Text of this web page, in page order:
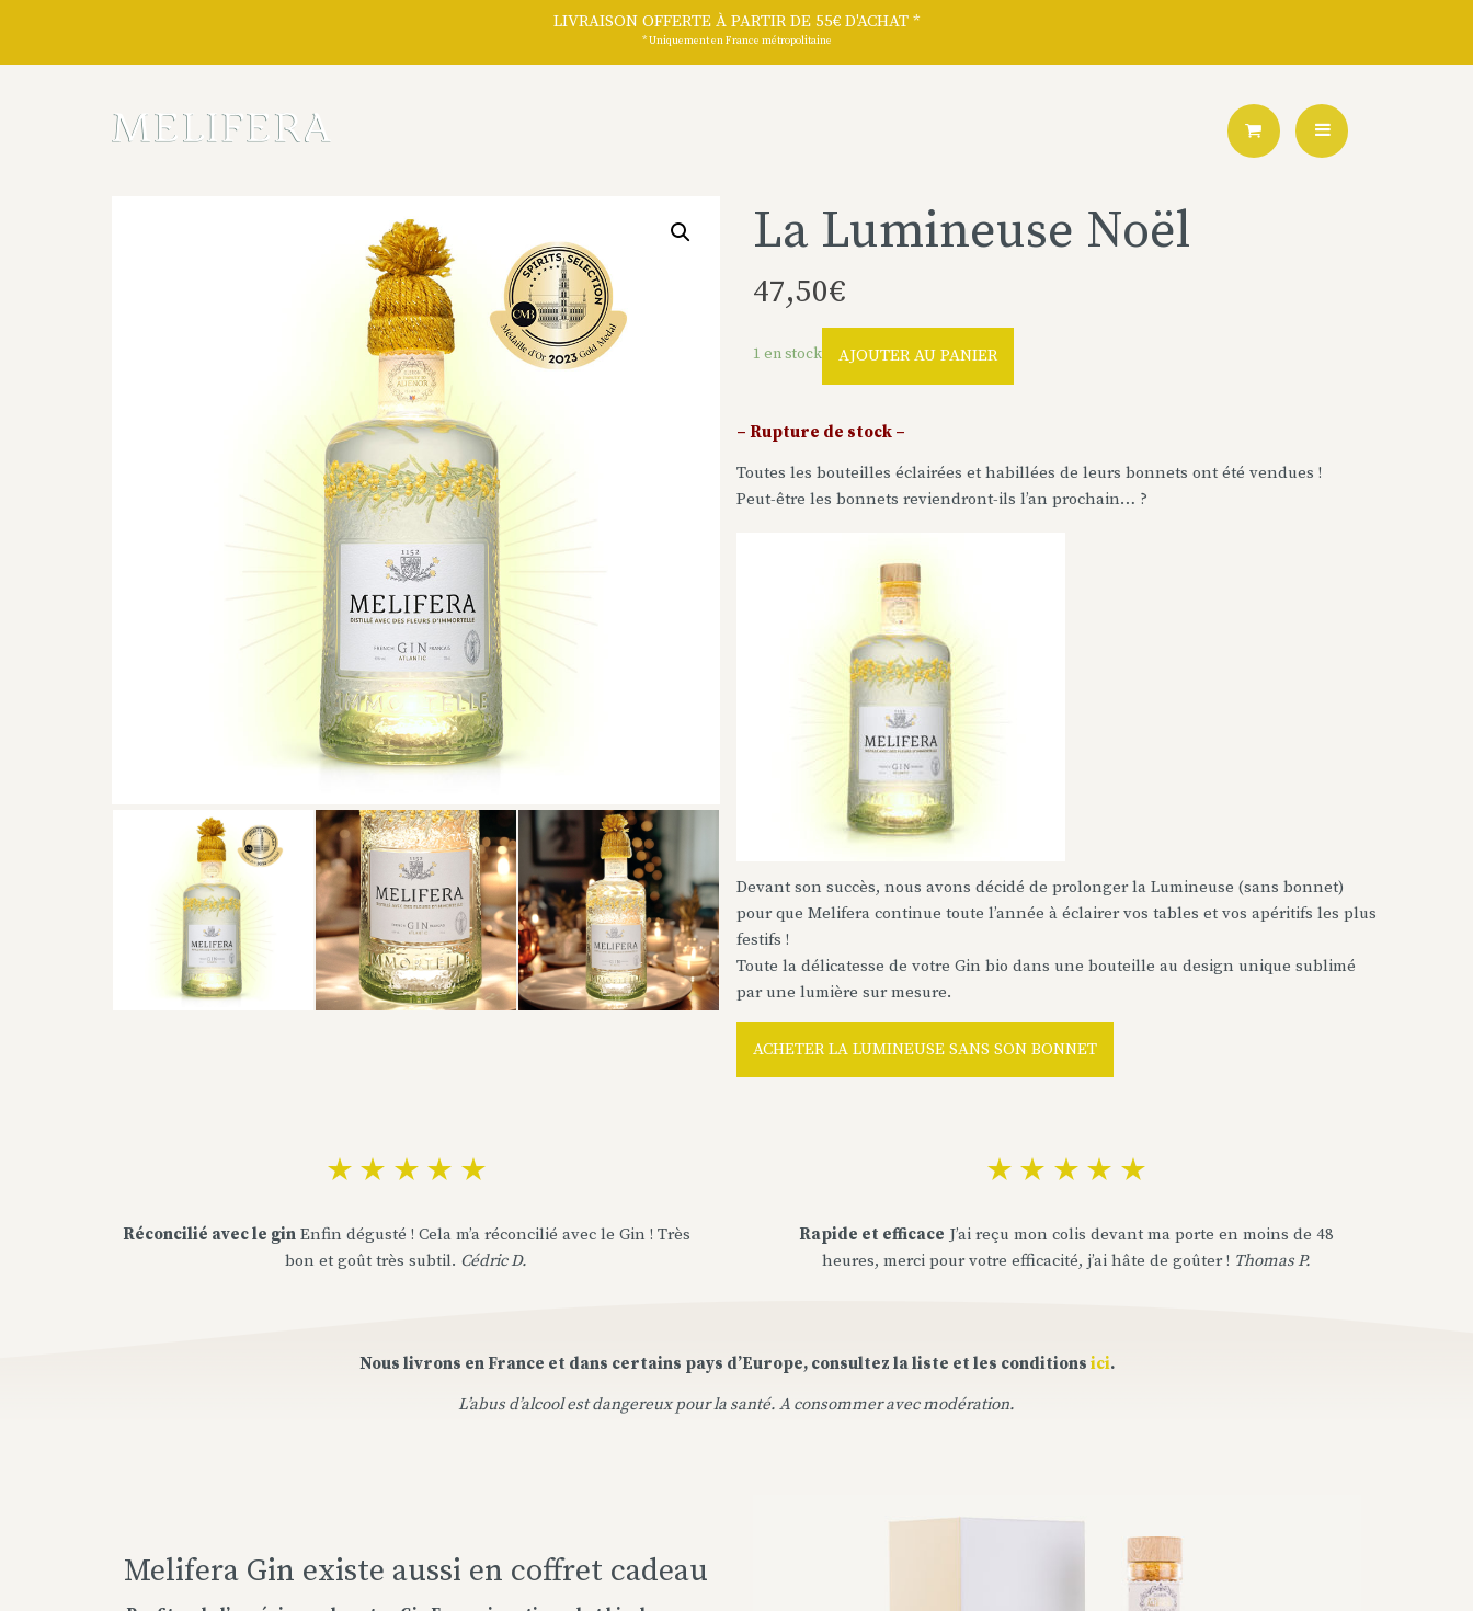
LIVRAISON OFFERTE À PARTIR DE 55€ D'ACHAT *
* Uniquement en France métropolitaine
La Lumineuse Noël
47,50€
1 en stock
de
La
Noël
AJOUTER AU PANIER
– Rupture de stock –
Toutes les bouteilles éclairées et habillées de leurs bonnets ont été vendues !
Peut-être les bonnets reviendront-ils l’an prochain… ?
Devant son succès, nous avons décidé de prolonger la Lumineuse (sans bonnet)
pour que Melifera continue toute l’année à éclairer vos tables et vos apéritifs les plus
festifs !
Toute la délicatesse de votre Gin bio dans une bouteille au design unique sublimé
par une lumière sur mesure.
ACHETER LA LUMINEUSE SANS SON BONNET
Réconcilié avec le ginEnfin dégusté ! Cela m’a réconcilié avec le Gin ! Très
bon et goût très subtil. Cédric D.
Rapide et efficace J’ai reçu mon colis devant ma porte en moins de 48
heures, merci pour votre efficacité, j’ai hâte de goûter ! Thomas P.
Nous livrons en France et dans certains pays d’Europe, consultez la liste et les conditions ici.
L’abus d’alcool est dangereux pour la santé. A consommer avec modération.
Melifera Gin existe aussi en coffret cadeau